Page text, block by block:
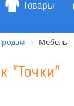
Товары
Мебель
"Точки"